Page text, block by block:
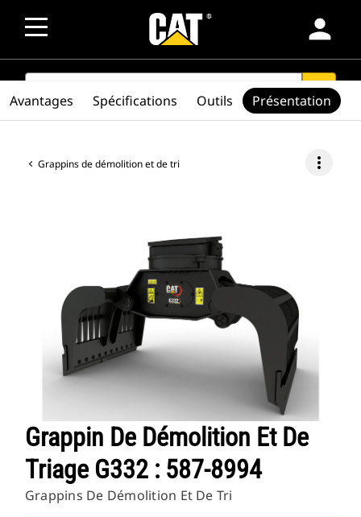
person
SEARCH search
Grappins de démolition et de tri more_vert
Grappin De Démolition Et De
Triage G332 : 587-8994
Grappins De Démolition Et De Tri
Avantages Spécifications Outils Présentation